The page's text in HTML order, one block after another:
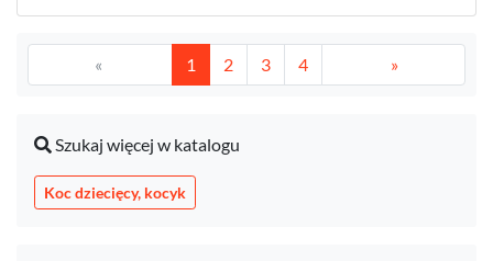
« 1 2 3 4 »
Szukaj więcej w katalogu
Koc dziecięcy, kocyk